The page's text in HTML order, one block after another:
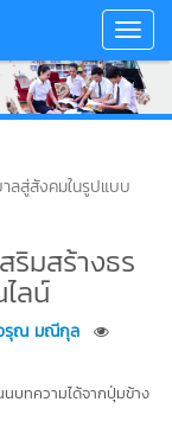
าลสู่สังคมในรูปแบบ
ริมสร้างธร
ลน์
รุณ มณีกุล
นบทความได้จากปุ่มข้าง